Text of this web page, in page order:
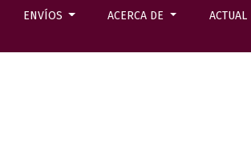
ENVÍOS ACERCA DE ACTUAL